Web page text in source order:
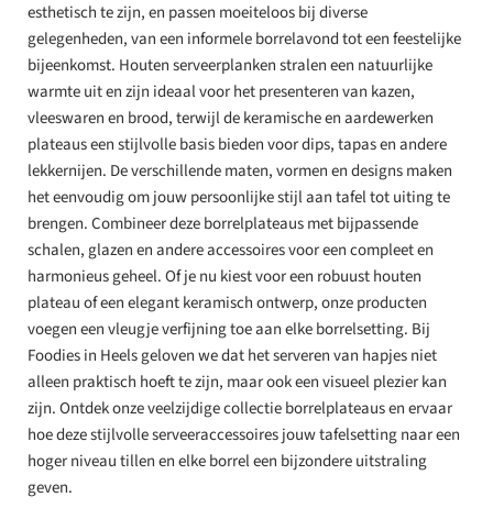
esthetisch te zijn, en passen moeiteloos bij diverse
gelegenheden, van een informele borrelavond tot een feestelijke
bijeenkomst. Houten serveerplanken stralen een natuurlijke
warmte uit en zijn ideaal voor het presenteren van kazen,
vleeswaren en brood, terwijl de keramische en aardewerken
plateaus een stijlvolle basis bieden voor dips, tapas en andere
lekkernijen. De verschillende maten, vormen en designs maken
het eenvoudig om jouw persoonlijke stijl aan tafel tot uiting te
brengen. Combineer deze borrelplateaus met bijpassende
schalen, glazen en andere accessoires voor een compleet en
harmonieus geheel. Of je nu kiest voor een robuust houten
plateau of een elegant keramisch ontwerp, onze producten
voegen een vleugje verfijning toe aan elke borrelsetting. Bij
Foodies in Heels geloven we dat het serveren van hapjes niet
alleen praktisch hoeft te zijn, maar ook een visueel plezier kan
zijn. Ontdek onze veelzijdige collectie borrelplateaus en ervaar
hoe deze stijlvolle serveeraccessoires jouw tafelsetting naar een
hoger niveau tillen en elke borrel een bijzondere uitstraling
geven.